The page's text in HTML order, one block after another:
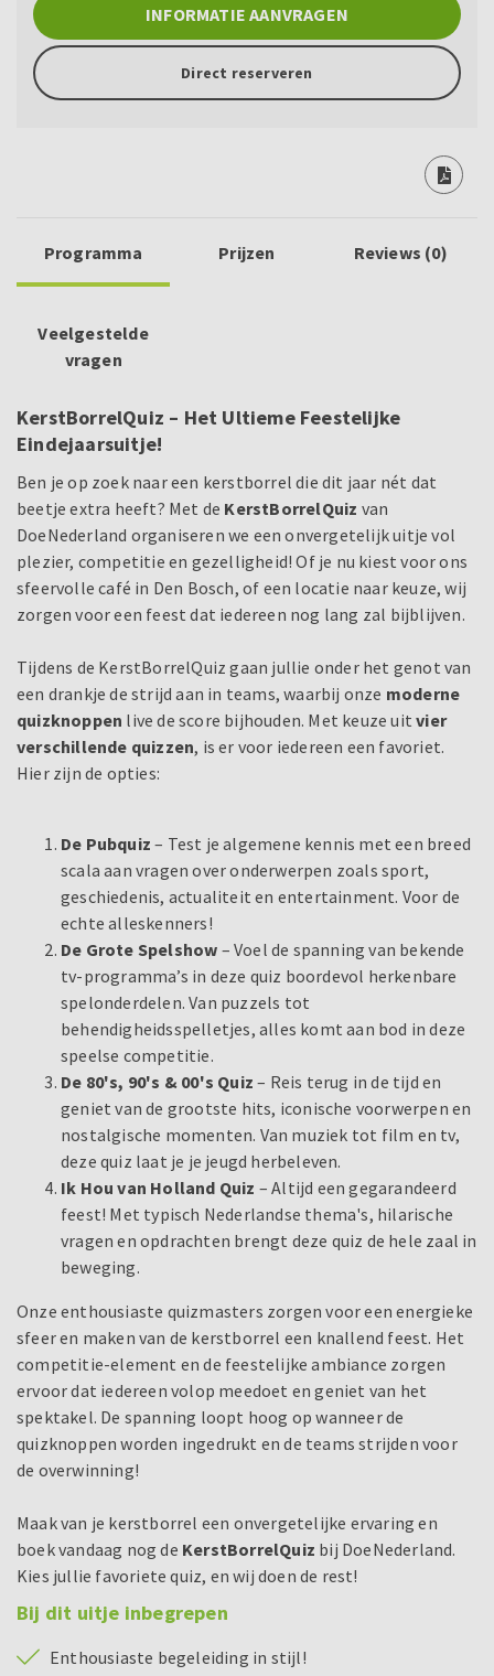
INFORMATIE AANVRAGEN
Direct reserveren
Programma Prijzen Reviews (0)
Veelgestelde
vragen
KerstBorrelQuiz – Het Ultieme Feestelijke
Eindejaarsuitje!
Ben je op zoek naar een kerstborrel die dit jaar nét dat
beetje extra heeft? Met de KerstBorrelQuiz van
DoeNederland organiseren we een onvergetelijk uitje vol
plezier, competitie en gezelligheid! Of je nu kiest voor ons
sfeervolle café in Den Bosch, of een locatie naar keuze, wij
zorgen voor een feest dat iedereen nog lang zal bijblijven.
Tijdens de KerstBorrelQuiz gaan jullie onder het genot van
een drankje de strijd aan in teams, waarbij onze moderne
quizknoppen live de score bijhouden. Met keuze uitvier
verschillende quizzen, is er voor iedereen een favoriet.
Hier zijn de opties:
De Pubquiz – Test je algemene kennis met een breed
scala aan vragen over onderwerpen zoals sport,
geschiedenis, actualiteit en entertainment. Voor de
echte alleskenners!
De Grote Spelshow – Voel de spanning van bekende
tv-programma’s in deze quiz boordevol herkenbare
spelonderdelen. Van puzzels tot
behendigheidsspelletjes, alles komt aan bod in deze
speelse competitie.
De 80's, 90's & 00's Quiz – Reis terug in de tijd en
geniet van de grootste hits, iconische voorwerpen en
nostalgische momenten. Van muziek tot film en tv,
deze quiz laat je je jeugd herbeleven.
Ik Hou van Holland Quiz – Altijd een gegarandeerd
feest! Met typisch Nederlandse thema's, hilarische
vragen en opdrachten brengt deze quiz de hele zaal in
beweging.
Onze enthousiaste quizmasters zorgen voor een energieke
sfeer en maken van de kerstborrel een knallend feest. Het
competitie-element en de feestelijke ambiance zorgen
ervoor dat iedereen volop meedoet en geniet van het
spektakel. De spanning loopt hoog op wanneer de
quizknoppen worden ingedrukt en de teams strijden voor
de overwinning!
Maak van je kerstborrel een onvergetelijke ervaring en
boek vandaag nog de KerstBorrelQuiz bij DoeNederland.
Kies jullie favoriete quiz, en wij doen de rest!
Bij dit uitje inbegrepen
Enthousiaste begeleiding in stijl!